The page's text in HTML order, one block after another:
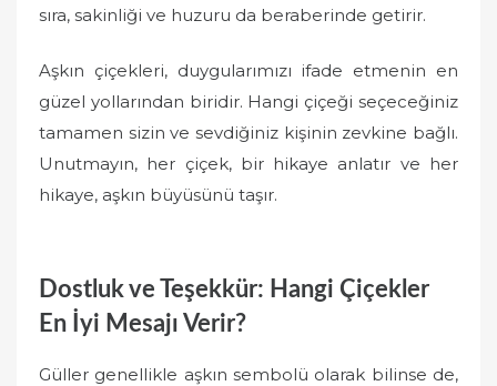
sıra, sakinliği ve huzuru da beraberinde getirir.
Aşkın çiçekleri, duygularımızı ifade etmenin en
güzel yollarından biridir. Hangi çiçeği seçeceğiniz
tamamen sizin ve sevdiğiniz kişinin zevkine bağlı.
Unutmayın, her çiçek, bir hikaye anlatır ve her
hikaye, aşkın büyüsünü taşır.
Dostluk ve Teşekkür: Hangi Çiçekler
En İyi Mesajı Verir?
Güller genellikle aşkın sembolü olarak bilinse de,